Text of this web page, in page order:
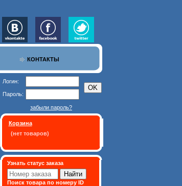
КОНТАКТЫ
Логин:
Пароль:
забыли пароль?
Корзина
(нет товаров)
Узнать статус заказа
Поиск товара по номеру ID